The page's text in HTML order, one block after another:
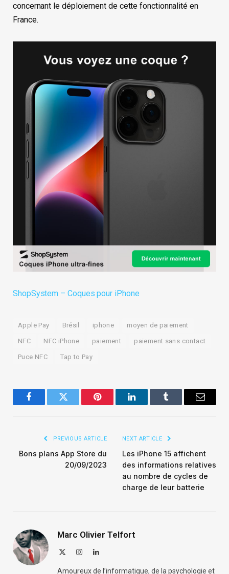
concernant le déploiement de cette fonctionnalité en
France.
ShopSystem – Coques pour iPhone
Apple Pay Brésil iphone moyen de paiement
NFC NFC iPhone paiement paiement sans contact
Puce NFC Tap to Pay
FacebookTwitter Pinterest LinkedInTumblr Email
PREVIOUS ARTICLE
Bons plans App Store du
20/09/2023
NEXT ARTICLE
Les iPhone 15 affichent
des informations relatives
au nombre de cycles de
charge de leur batterie
Marc Olivier Telfort
InstagramLinkedIn
Amoureux de l’informatique, de la psychologie et